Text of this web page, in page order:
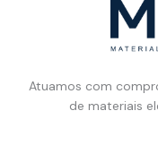
Atuamos com
de materiais